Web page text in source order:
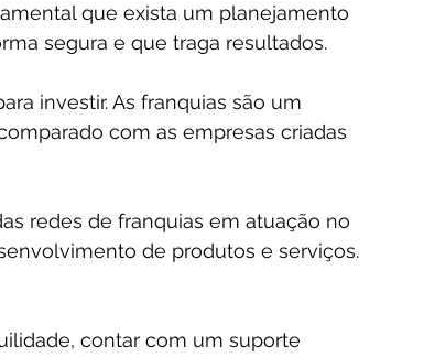
que exista um planejamento
segura e que traga resultados.
investir. As franquias são um
com as empresas criadas
redes de franquias em atuação no
de produtos e serviços.
contar com um suporte